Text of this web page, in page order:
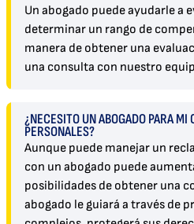
Un abogado puede ayudarle a
determinar un rango de
manera de obtener una
una consulta con nuestro
¿NECESITO UN ABOGADO PARA MI
PERSONALES?
Aunque puede manejar un
con un abogado puede
posibilidades de obtener una
abogado le guiará a través de